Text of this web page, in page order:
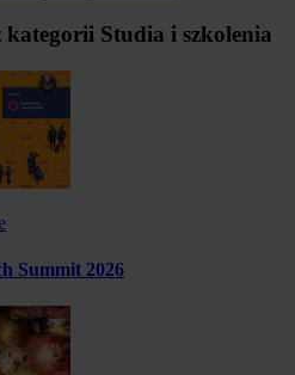
kategorii Studia i szkolenia
Summit 2026